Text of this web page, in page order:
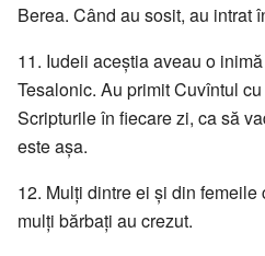
Berea. Când au sosit, au intrat
11. Iudeii aceştia aveau o
Tesalonic. Au primit Cuvîntul
Scripturile în fiecare zi, ca să
este aşa.
12. Mulţi dintre ei şi din femeile
mulţi bărbaţi au crezut.